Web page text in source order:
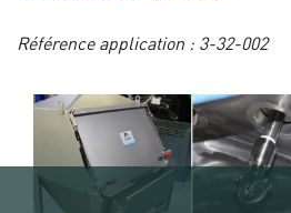
Référence application : 3-32-002